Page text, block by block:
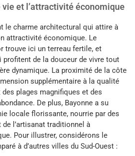
vie et l’attractivité économique
le charme architectural qui attire à
attractivité économique. Le
trouve ici un terreau fertile, et
profitent de la douceur de vivre tout
dynamique. La proximité de la côte
supplémentaire à la qualité
plages magnifiques et des
De plus, Bayonne a su
locale florissante, nourrie par des
l’artisanat traditionnel à
Pour illustrer, considérons le
à d’autres villes du Sud-Ouest :